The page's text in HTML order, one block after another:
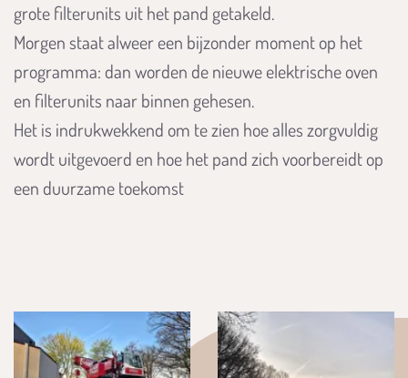
grote filterunits uit het pand getakeld.
Morgen staat alweer een bijzonder moment op het
programma: dan worden de nieuwe elektrische oven
en filterunits naar binnen gehesen.
Het is indrukwekkend om te zien hoe alles zorgvuldig
wordt uitgevoerd en hoe het pand zich voorbereidt op
een duurzame toekomst
Foto
album
overslaan